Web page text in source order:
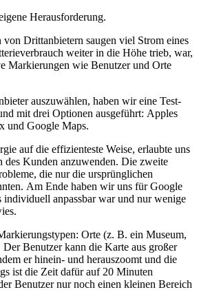
Herausforderung.
Drittanbietern saugen viel Strom eines
weiter in die Höhe trieb, war,
Markierungen wie Benutzer und Orte
auszuwählen, haben wir eine Test-
mit drei Optionen ausgeführt: Apples
und Google Maps.
auf die effizienteste Weise, erlaubte uns
des Kunden anzuwenden. Die zweite
die nur die ursprünglichen
Am Ende haben wir uns für Google
individuell anpassbar war und nur wenige
Orte (z. B. ein Museum,
Benutzer kann die Karte aus großer
er hinein- und herauszoomt und die
ist die Zeit dafür auf 20 Minuten
Benutzer nur noch einen kleinen Bereich